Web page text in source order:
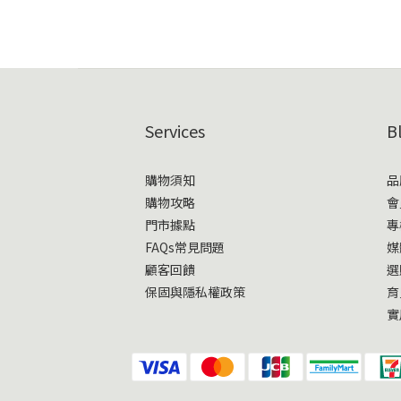
Services
購物須知
購物攻略
門市據點
FAQs常見問題
顧客回饋
保固與隱私權政策